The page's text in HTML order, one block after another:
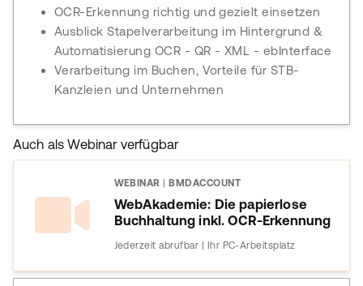
OCR-Erkennung richtig und gezielt einsetzen
Ausblick Stapelverarbeitung im Hintergrund &
Automatisierung OCR - QR - XML - ebInterface
Verarbeitung im Buchen, Vorteile für STB-
Kanzleien und Unternehmen
Auch als Webinar verfügbar
WEBINAR BMDACCOUNT
WebAkademie: Die papierlose
Buchhaltung inkl. OCR-Erkennung
Jederzeit abrufbar | Ihr PC-Arbeitsplatz